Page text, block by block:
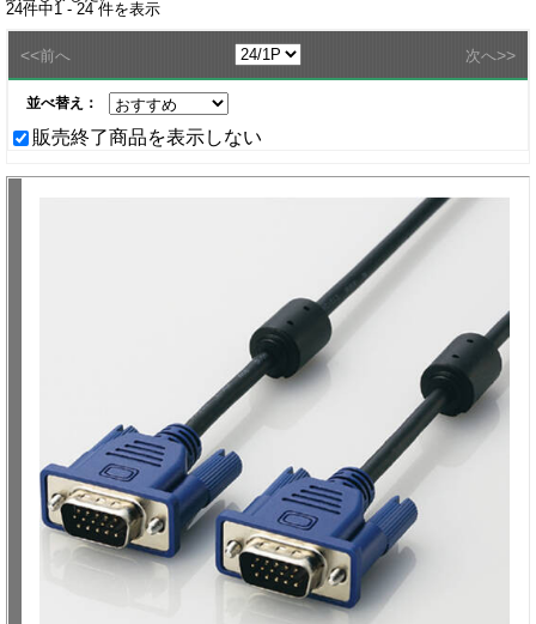
24件中1 - 24 件を表示
<<前へ 次へ>>
並べ替え：
販売終了商品を表示しない